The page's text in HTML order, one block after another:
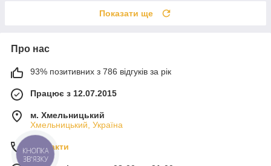
Показати ще
Про нас
93% позитивних з 786 відгуків за рік
Працює з 12.07.2015
м. Хмельницький
Хмельницький, Україна
Контакти
КНОПКА
ЗВ'ЯЗКУ